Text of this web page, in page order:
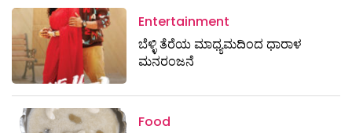
Entertainment
ಬೆಳ್ಳಿ ತೆರೆಯ ಮಾಧ್ಯಮದಿಂದ ಧಾರಾಳ
ಮನರಂಜನೆ
Food